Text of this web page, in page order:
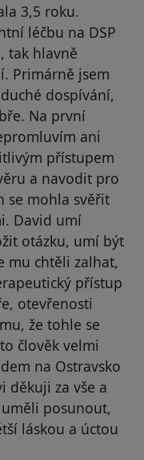
3,5 roku.
léčbu na DSP
tak hlavně
Primárně jsem
dospívání,
Na první
ani
přístupem
a navodit pro
se mohla svěřit
David umí
otázku, umí být
mu chtěli zalhat,
přístup
otevřenosti
že tohle se
člověk velmi
na Ostravsko
děkuji za vše a
posunout,
láskou a úctou